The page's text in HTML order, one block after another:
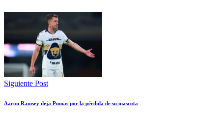
Siguiente Post
Aaron Ramsey deja Pumas por la pérdida de su mascota